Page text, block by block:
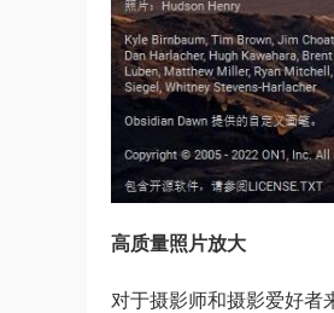
高质量照片放大
对于摄影师和摄影爱好者